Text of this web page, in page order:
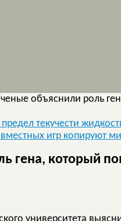
объяснили роль
текучести
игр копируют
гена, который